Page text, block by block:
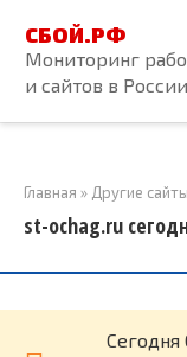
контенту
СБОЙ.РФ
Мониторинг
и сайтов в России
Главная » Другие сайты
st-ochag.ru
Cегодня